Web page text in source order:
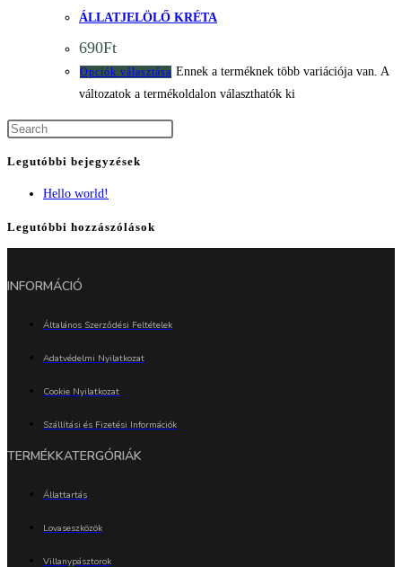
ÁLLATJELÖLŐ KRÉTA
690Ft
Opciók választása Ennek a terméknek több variációja van. A
változatok a termékoldalon választhatók ki
Legutóbbi bejegyzések
Hello world!
Legutóbbi hozzászólások
INFORMÁCIÓ
Általános Szerződési Feltételek
Adatvédelmi Nyilatkozat
Cookie Nyilatkozat
Szállítási és Fizetési Információk
TERMÉKKATERGÓRIÁK
Állattartás
Lovaseszközök
Villanypásztorok